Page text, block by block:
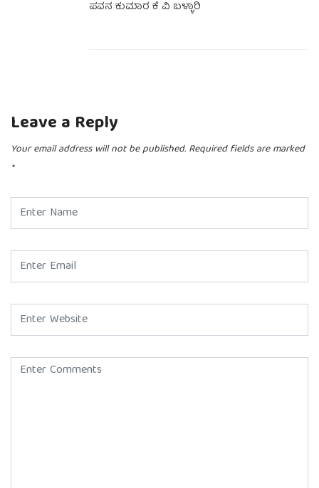
ಪವನ ಕುಮಾರ ಕೆ ವಿ ಬಳ್ಳಾರಿ
Leave a Reply
Your email address will not be published. Required fields are marked
*